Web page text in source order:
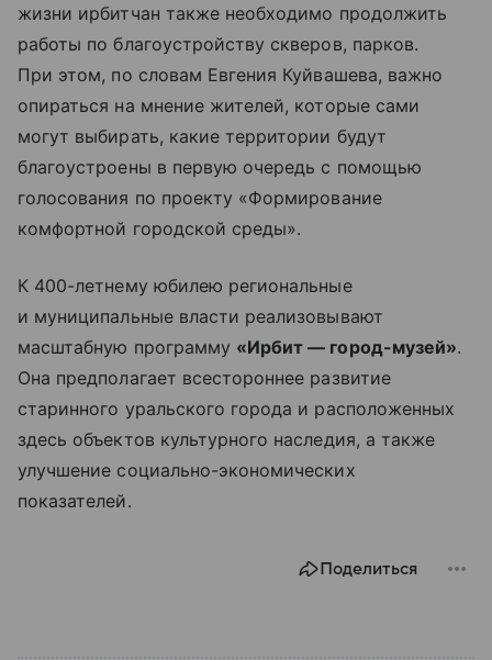
жизни ирбитчан также необходимо продолжить
работы по благоустройству скверов, парков.
При этом, по словам Евгения Куйвашева, важно
опираться на мнение жителей, которые сами
могут выбирать, какие территории будут
благоустроены в первую очередь с помощью
голосования по проекту «Формирование
комфортной городской среды».
К 400-летнему юбилею региональные
и муниципальные власти реализовывают
масштабную программу «Ирбит — город-музей».
Она предполагает всестороннее развитие
старинного уральского города и расположенных
здесь объектов культурного наследия, а также
улучшение социально-экономических
показателей.
Поделиться